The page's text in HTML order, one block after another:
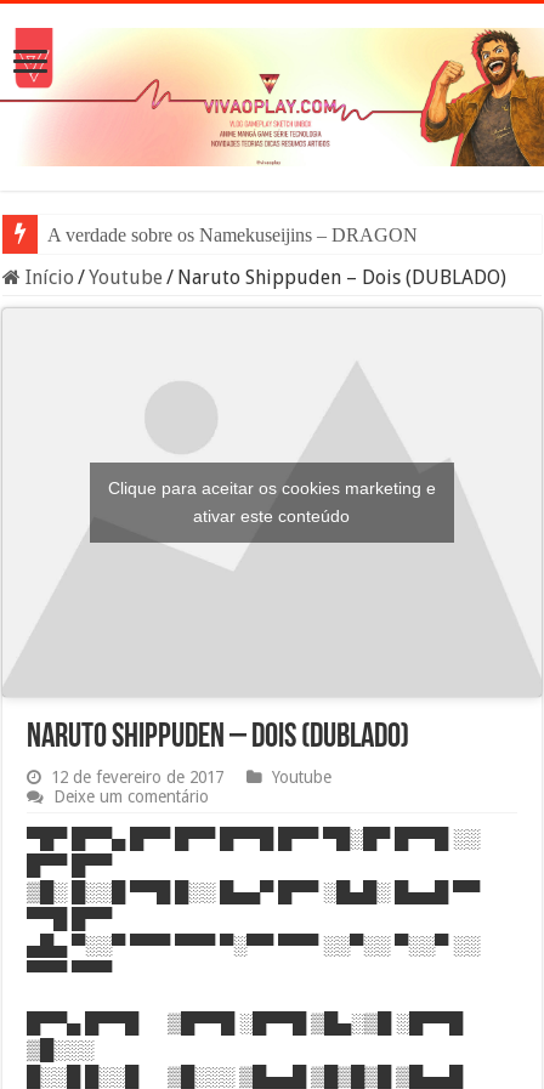
A verdade sobre os Namekuseijins – DRAGON BALL #News
Início /Youtube / Naruto Shippuden – Dois (DUBLADO)
Clique para aceitar os cookies marketing e
ativar este conteúdo
Naruto Shippuden – Dois (DUBLADO)
12 de fevereiro de 2017
Youtube
Deixe um comentário
▀█▀ █▀▀▄ █▀▀ █▀▀ █▀▀█ █▀▀ ▀█░█▀ █▀▀█ ░░
█▀▀ █▀▀
▒█░ █░░█ ▀▀█ █░░ █▄▄▀ █▀▀ ░█▄█░ █▄▄█ ▀▀
▀▀█ █▀▀
▄█▄ ▀░░▀ ▀▀▀ ▀▀▀ ▀░▀▀ ▀▀▀ ░░▀░░ ▀░░▀ ░░
▀▀▀ ▀▀▀
█▀▀▄ █▀▀█ ▒█▀▀█ ░█▀▀█ ▒█▄░▒█ ░█▀▀█
▒█░░░
█░░█ █░░█ ▒█░░░ ▒█▄▄█ ▒█▒█▒█ ▒█▄▄█